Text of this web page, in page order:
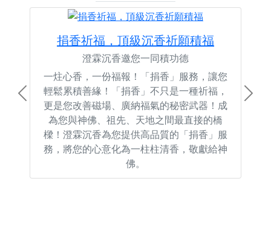
捐香祈福，頂級沉香祈願積福
澄霖沉香邀您一同積功德
一炷心香，一份福報！「捐香」服務，讓您
輕鬆累積善緣！「捐香」不只是一種祈福，
更是您改善磁場、廣納福氣的秘密武器！成
為您與神佛、祖先、天地之間最直接的橋
樑！澄霖沉香為您提供高品質的「捐香」服
務，將您的心意化為一柱柱清香，敬獻給神
佛。
Previous Next